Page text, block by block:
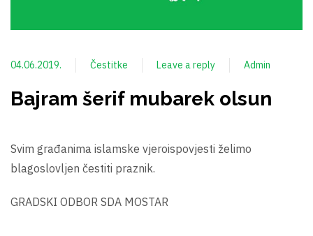
04.06.2019. Čestitke Leave a reply Admin
Bajram šerif mubarek olsun
Svim građanima islamske vjeroispovjesti želimo
blagoslovljen čestiti praznik.
GRADSKI ODBOR SDA MOSTAR